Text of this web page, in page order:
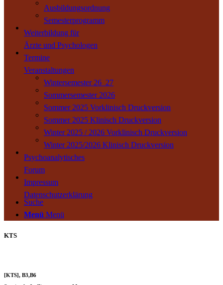
Ausbildungsordnung
Semesterprogramm
Weiterbildung für
Ärzte und Psychologen
Termine
Veranstaltungen
Wintersemester 26_27
Sommersemester 2026
Sommer 2025 Vorklinisch Druckversion
Sommer 2025 Klinisch Druckversion
Winter 2025 / 2026 Vorklinisch Druckversion
Winter 2025/2026 Klinisch Druckversion
Psychoanalytisches
Forum
Impressum
Datenschutzerklärung
Suche
Menü Menü
KTS
[KTS], B3,B6